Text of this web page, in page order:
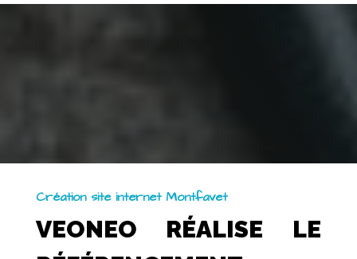
Création site internet Montfavet
VEONEO RÉALISE LE